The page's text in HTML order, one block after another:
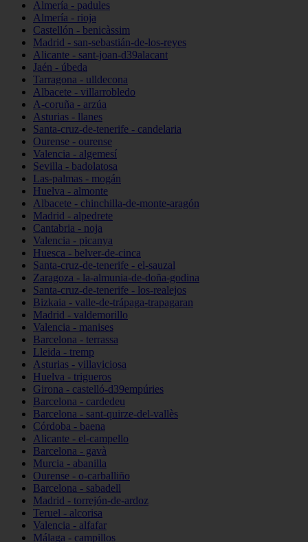
Almería - padules
Almería - rioja
Castellón - benicàssim
Madrid - san-sebastián-de-los-reyes
Alicante - sant-joan-d39alacant
Jaén - úbeda
Tarragona - ulldecona
Albacete - villarrobledo
A-coruña - arzúa
Asturias - llanes
Santa-cruz-de-tenerife - candelaria
Ourense - ourense
Valencia - algemesí
Sevilla - badolatosa
Las-palmas - mogán
Huelva - almonte
Albacete - chinchilla-de-monte-aragón
Madrid - alpedrete
Cantabria - noja
Valencia - picanya
Huesca - belver-de-cinca
Santa-cruz-de-tenerife - el-sauzal
Zaragoza - la-almunia-de-doña-godina
Santa-cruz-de-tenerife - los-realejos
Bizkaia - valle-de-trápaga-trapagaran
Madrid - valdemorillo
Valencia - manises
Barcelona - terrassa
Lleida - tremp
Asturias - villaviciosa
Huelva - trigueros
Girona - castelló-d39empúries
Barcelona - cardedeu
Barcelona - sant-quirze-del-vallès
Córdoba - baena
Alicante - el-campello
Barcelona - gavà
Murcia - abanilla
Ourense - o-carballiño
Barcelona - sabadell
Madrid - torrejón-de-ardoz
Teruel - alcorisa
Valencia - alfafar
Málaga - campillos